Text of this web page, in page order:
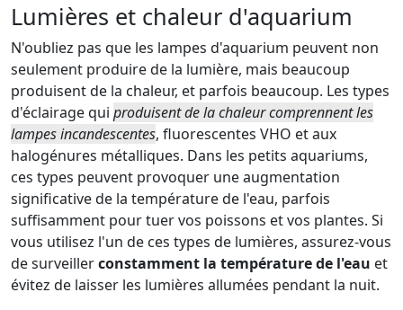
Lumières et chaleur d'aquarium
N'oubliez pas que les lampes d'aquarium peuvent non
seulement produire de la lumière, mais beaucoup
produisent de la chaleur, et parfois beaucoup. Les types
d'éclairage qui produisent de la chaleur comprennent les
lampes incandescentes, fluorescentes VHO et aux
halogénures métalliques. Dans les petits aquariums,
ces types peuvent provoquer une augmentation
significative de la température de l'eau, parfois
suffisamment pour tuer vos poissons et vos plantes. Si
vous utilisez l'un de ces types de lumières, assurez-vous
de surveillerconstamment la température de l'eau et
évitez de laisser les lumières allumées pendant la nuit.